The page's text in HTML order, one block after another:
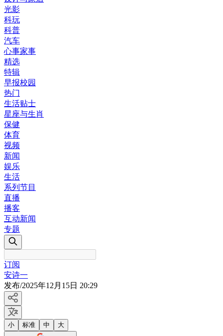
光影
科玩
科普
汽车
心事家事
精选
特辑
早报校园
热门
生活贴士
星座与生肖
保健
体育
视频
新闻
娱乐
生活
系列节目
直播
播客
互动新闻
专题
订阅
安诗一
发布/2025年12月15日 20:29
小 标准 中 大